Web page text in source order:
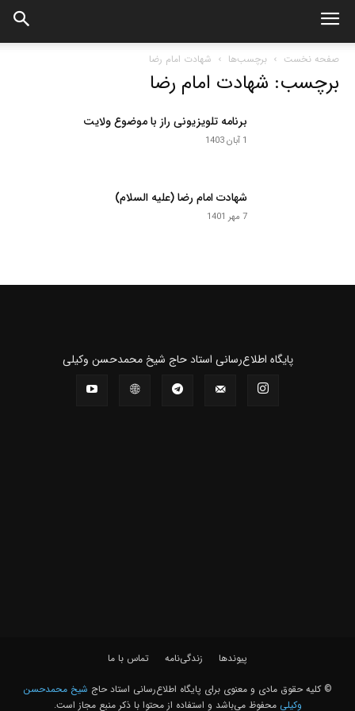
صفحه نخست برچسب‌ها شهادت امام رضا
برچسب: شهادت امام رضا
برنامه تلویزیونی راز با موضوع ولایت
1 آبان 1403
شهادت امام رضا (علیه السلام)
7 مهر 1401
پايگاه اطلاع‌رسانی استاد حاج شیخ محمدحسن وکیلی
پیوندها زندگی‌نامه تماس با ما
© کلیه حقوق مادی و معنوی برای پايگاه اطلاع‌رسانی استاد حاج شیخ محمدحسن
وکیلی محفوظ می‌باشد و استفاده از محتوا با ذکر منبع مجاز است.